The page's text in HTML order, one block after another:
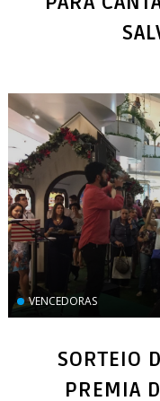
VENCEDORAS
SORTEIO
PREMIA